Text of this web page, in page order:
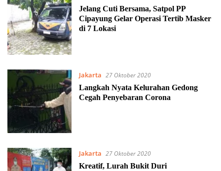
Jelang Cuti Bersama, Satpol PP
Cipayung Gelar Operasi Tertib Masker
di 7 Lokasi
Jakarta 27 Oktober 2020
Langkah Nyata Kelurahan Gedong
Cegah Penyebaran Corona
Jakarta 27 Oktober 2020
Kreatif, Lurah Bukit Duri